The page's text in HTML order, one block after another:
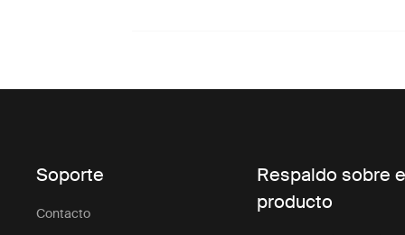
Soporte
Contacto
Respaldo sobre
producto